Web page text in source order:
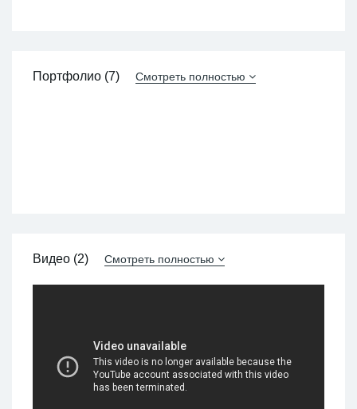
Портфолио (7) Смотреть полностью
Видео (2) Смотреть полностью